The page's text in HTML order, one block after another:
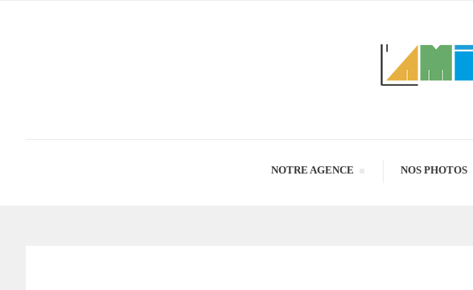
NOTRE AGENCE NOS PHOTOS